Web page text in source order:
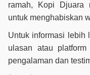
ramah, Kopi Djuara
untuk menghabiskan
Untuk informasi lebih
ulasan atau
pengalaman dan